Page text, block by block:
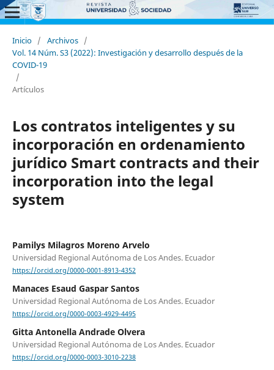
Inicio / Archivos /
Vol. 14 Núm. S3 (2022): Investigación y desarrollo después de la
COVID-19
/
Artículos
Los contratos inteligentes y su
incorporación en ordenamiento
jurídico Smart contracts and their
incorporation into the legal
system
Pamilys Milagros Moreno Arvelo
Universidad Regional Autónoma de Los Andes. Ecuador
https://orcid.org/0000-0001-8913-4352
Manaces Esaud Gaspar Santos
Universidad Regional Autónoma de Los Andes. Ecuador
https://orcid.org/0000-0003-4929-4495
Gitta Antonella Andrade Olvera
Universidad Regional Autónoma de Los Andes. Ecuador
https://orcid.org/0000-0003-3010-2238